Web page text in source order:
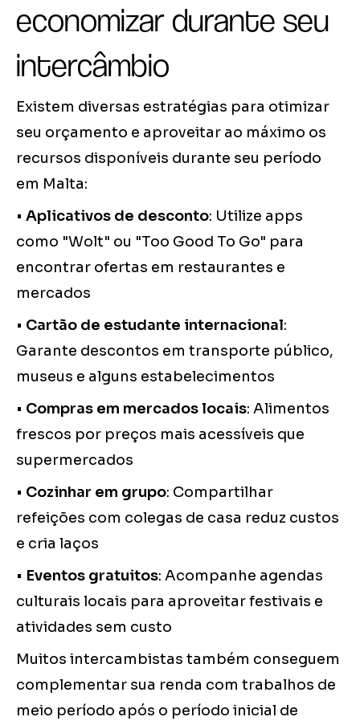
economizar durante seu
intercâmbio
Existem diversas estratégias para otimizar
seu orçamento e aproveitar ao máximo os
recursos disponíveis durante seu período
em Malta:
• Aplicativos de desconto: Utilize apps
como "Wolt" ou "Too Good To Go" para
encontrar ofertas em restaurantes e
mercados
• Cartão de estudante internacional:
Garante descontos em transporte público,
museus e alguns estabelecimentos
• Compras em mercados locais: Alimentos
frescos por preços mais acessíveis que
supermercados
• Cozinhar em grupo: Compartilhar
refeições com colegas de casa reduz custos
e cria laços
• Eventos gratuitos: Acompanhe agendas
culturais locais para aproveitar festivais e
atividades sem custo
Muitos intercambistas também conseguem
complementar sua renda com trabalhos de
meio período após o período inicial de